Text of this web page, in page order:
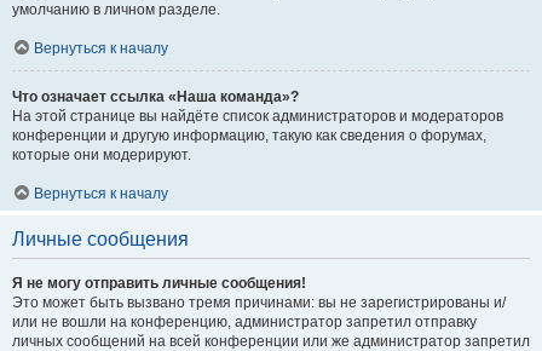
умолчанию в личном разделе.
Вернуться к началу
Что означает ссылка «Наша команда»?
На этой странице вы найдёте список администраторов и модераторов
конференции и другую информацию, такую как сведения о форумах,
которые они модерируют.
Вернуться к началу
Личные сообщения
Я не могу отправить личные сообщения!
Это может быть вызвано тремя причинами: вы не зарегистрированы и/
или не вошли на конференцию, администратор запретил отправку
личных сообщений на всей конференции или же администратор запретил